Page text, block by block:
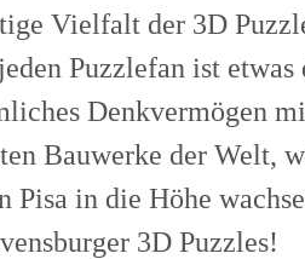
Vielfalt der 3D
Puzzlefan ist
Denkvermögen
Bauwerke der Welt,
Pisa in die Höhe
3D Puzzles!